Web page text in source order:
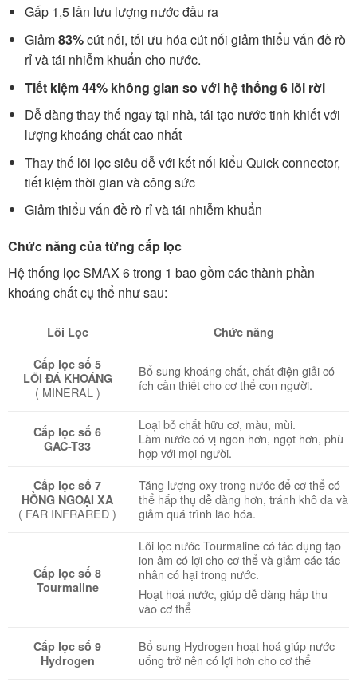
Gấp 1,5 lần lưu lượng nước đầu ra
Giảm83%cút nối, tối ưu hóa cút nối giảm thiểu vấn đề rò
rỉ và tái nhiễm khuẩn cho nước.
Tiết kiệm44% không gian so với hệthống 6 lõi rời
Dễ dàng thay thế ngay tại nhà, tái tạo nước tinh khiết với
lượng khoáng chất cao nhất
Thay thế lõi lọc siêu dễ với kết nối kiểu Quick connector,
tiết kiệm thời gian và công sức
Giảm thiểu vấn đề rò rỉ và tái nhiễm khuẩn
Chức năng của từng cấp lọc
Hệ thống lọc SMAX 6 trong 1 bao gồm các thành phần
khoáng chất cụ thể như sau:
Lõi Lọc Chức năng
Cấp lọc số 5
LÕI ĐÁ KHOÁNG
( MINERAL )
Bổ sung khoáng chất, chất điện giải có
ích cần thiết cho cơ thể con người.
Cấp lọc số 6
GAC-T33
Loại bỏ chất hữu cơ, màu, mùi.
Làm nước có vị ngon hơn, ngọt hơn, phù
hợp với mọi người.
Cấp lọc số 7
HỒNG NGOẠI XA
( FAR INFRARED )
Tăng lượng oxy trong nước để cơ thể có
thể hấp thụ dễ dàng hơn, tránh khô da và
giảm quá trình lão hóa.
Cấp lọc số 8
Tourmaline
Lõi lọc nước Tourmaline có tác dụng tạo
ion âm có lợi cho cơ thể và giảm các tác
nhân có hại trong nước.
Hoạt hoá nước, giúp dễ dàng hấp thu
vào cơ thể
Cấp lọc số 9
Hydrogen
Bổ sung Hydrogen hoạt hoá giúp nước
uống trở nên có lợi hơn cho cơ thể